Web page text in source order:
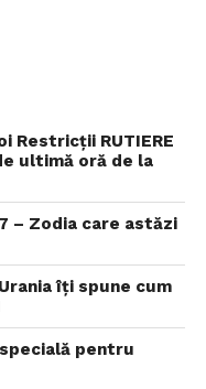
Restricţii RUTIERE
ultimă oră de la
– Zodia care astăzi
Urania îţi spune cum
pentru